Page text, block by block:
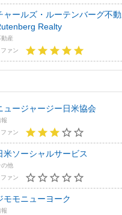
ャールズ・ルーテンバーグ不
Realty
動産
ァン
ュージャージー日米協会
報
ァン
米ソーシャルサービス
の他
ァン
モモニューヨーク
報